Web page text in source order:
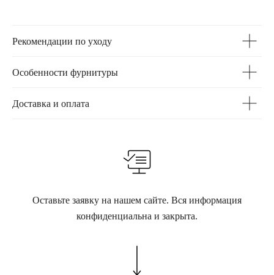
Рекомендации по уходу
Особенности фурнитуры
Доставка и оплата
Оставьте заявку на нашем сайте. Вся информация
конфиденциальна и закрыта.